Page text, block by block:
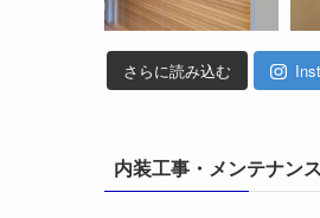
さらに読み込む
内装工事・メンテナンス